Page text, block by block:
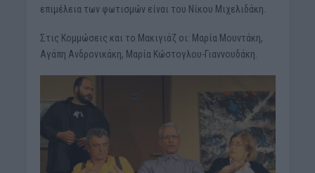
επιμέλεια των φωτισμών είναι του Νίκου Μιχελιδάκη.
Στις Κομμώσεις και το Μακιγιάζ οι: Μαρία Μουντάκη,
Αγάπη Ανδρονικάκη, Μαρία Κώστογλου-Γιαννουδάκη.